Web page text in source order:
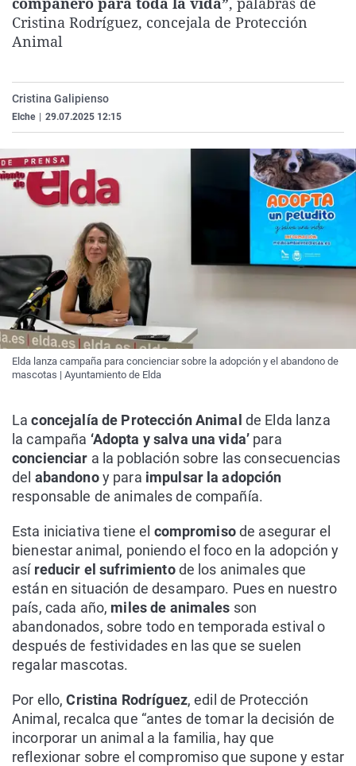
La rosa de los vientos
Caso
Extremadura
Virales
Cristina Rodríguez, concejala de Protección
Animal
Cristina Galipienso
Elche 29.07.2025 12:15
Elda lanza campaña para concienciar sobre la adopción y el abandono de
mascotas | Ayuntamiento de Elda
Laconcejalía de Protección Animal de Elda lanza
la campaña ‘Adopta y salva una vida’ para
concienciar a la población sobre las consecuencias
del abandonoy para impulsar la adopción
responsable de animales de compañía.
Esta iniciativa tiene el compromisode asegurar el
bienestar animal, poniendo el foco en la adopción y
así reducir el sufrimientode los animales que
están en situación de desamparo. Pues en nuestro
país, cada año, miles de animales son
abandonados, sobre todo en temporada estival o
después de festividades en las que se suelen
regalar mascotas.
Por ello,Cristina Rodríguez, edil de Protección
Animal, recalca que “antes de tomar la decisión de
incorporar un animal a la familia, hay que
reflexionar sobre el compromiso que supone y estar